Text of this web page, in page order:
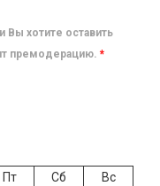
Вы хотите оставить
премодерацию. *
Пт Сб Вс